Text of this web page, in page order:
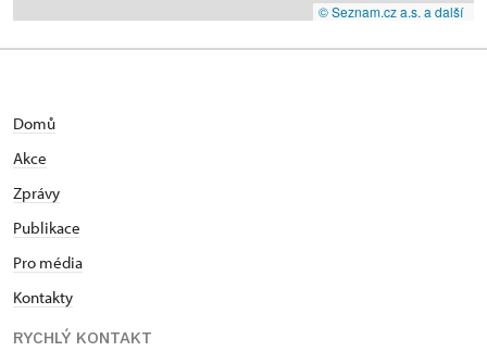
© Seznam.cz a.s. a další
Domů
Akce
Zprávy
Publikace
Pro média
Kontakty
RYCHLÝ KONTAKT